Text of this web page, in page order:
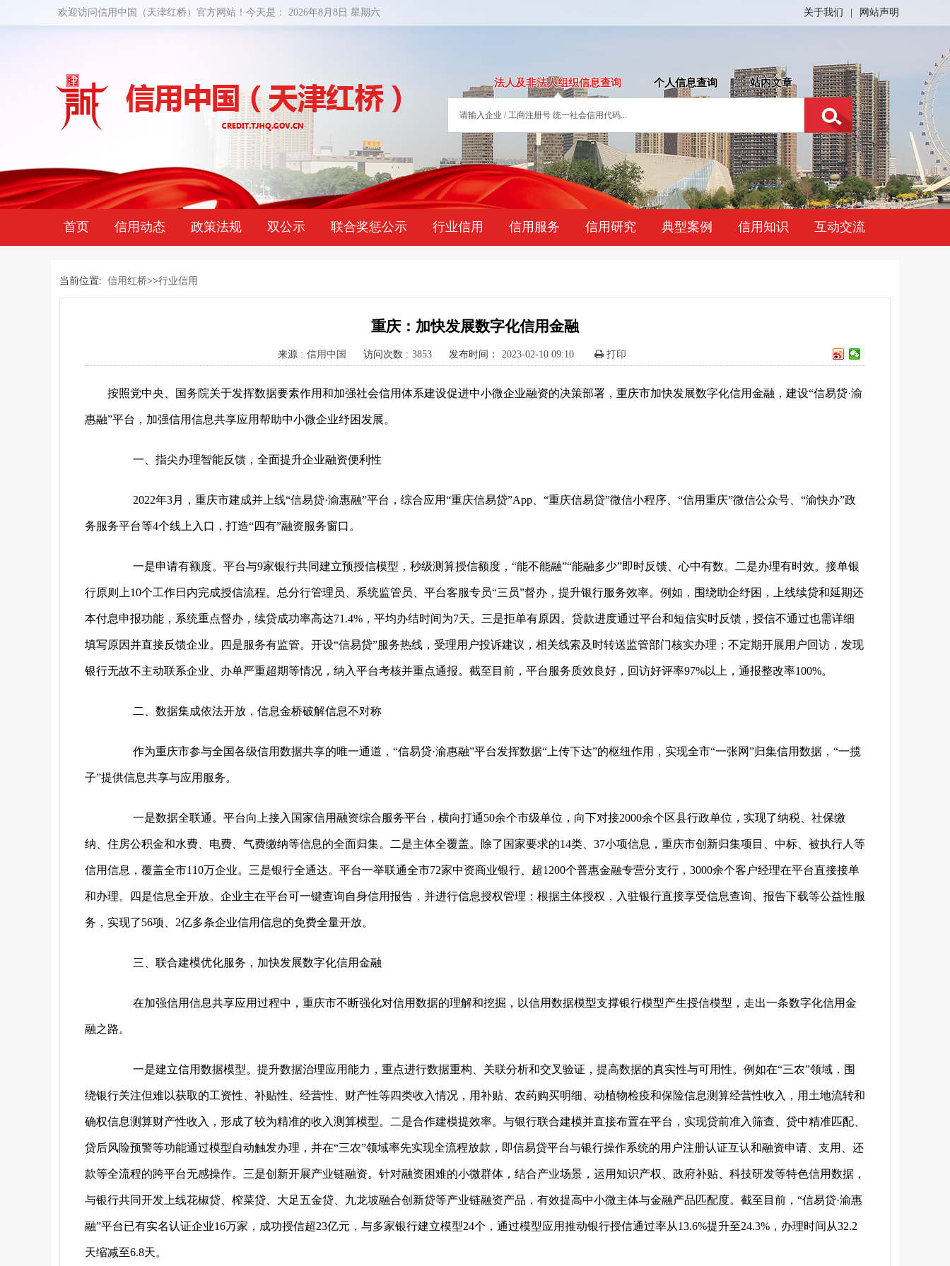
欢迎访问信用中国（天津红桥）官方网站！今天是： 2026年8月8日 星期六 关于我们 网站声明
法人及非法人组织信息查询 个人信息查询 站内文章
首页 信用动态 政策法规 双公示 联合奖惩公示 行业信用 信用服务 信用研究 典型案例 信用知识 互动交流
当前位置: 信用红桥>>行业信用
重庆：加快发展数字化信用金融
来源 : 信用中国 访问次数 : 3853 发布时间： 2023-02-10 09:10 打印
按照党中央、国务院关于发挥数据要素作用和加强社会信用体系建设促进中小微企业融资的决策部署，重庆市加快发展数字化信用金融，建设“信易贷·渝
惠融”平台，加强信用信息共享应用帮助中小微企业纾困发展。
一、指尖办理智能反馈，全面提升企业融资便利性
2022年3月，重庆市建成并上线“信易贷·渝惠融”平台，综合应用“重庆信易贷”App、“重庆信易贷”微信小程序、“信用重庆”微信公众号、“渝快办”政
务服务平台等4个线上入口，打造“四有”融资服务窗口。
一是申请有额度。平台与9家银行共同建立预授信模型，秒级测算授信额度，“能不能融”“能融多少”即时反馈、心中有数。二是办理有时效。接单银
行原则上10个工作日内完成授信流程。总分行管理员、系统监管员、平台客服专员“三员”督办，提升银行服务效率。例如，围绕助企纾困，上线续贷和延期还
本付息申报功能，系统重点督办，续贷成功率高达71.4%，平均办结时间为7天。三是拒单有原因。贷款进度通过平台和短信实时反馈，授信不通过也需详细
填写原因并直接反馈企业。四是服务有监管。开设“信易贷”服务热线，受理用户投诉建议，相关线索及时转送监管部门核实办理；不定期开展用户回访，发现
银行无故不主动联系企业、办单严重超期等情况，纳入平台考核并重点通报。截至目前，平台服务质效良好，回访好评率97%以上，通报整改率100%。
二、数据集成依法开放，信息金桥破解信息不对称
作为重庆市参与全国各级信用数据共享的唯一通道， “信易贷·渝惠融”平台发挥数据“上传下达”的枢纽作用，实现全市“一张网”归集信用数据，“一揽
子”提供信息共享与应用服务。
一是数据全联通。平台向上接入国家信用融资综合服务平台，横向打通50余个市级单位，向下对接2000余个区县行政单位，实现了纳税、社保缴
纳、住房公积金和水费、电费、气费缴纳等信息的全面归集。二是主体全覆盖。除了国家要求的14类、37小项信息，重庆市创新归集项目、中标、被执行人等
信用信息，覆盖全市110万企业。三是银行全通达。平台一举联通全市72家中资商业银行、超1200个普惠金融专营分支行，3000余个客户经理在平台直接接单
和办理。四是信息全开放。企业主在平台可一键查询自身信用报告，并进行信息授权管理；根据主体授权，入驻银行直接享受信息查询、报告下载等公益性服
务，实现了56项、2亿多条企业信用信息的免费全量开放。
三、联合建模优化服务，加快发展数字化信用金融
在加强信用信息共享应用过程中，重庆市不断强化对信用数据的理解和挖掘，以信用数据模型支撑银行模型产生授信模型，走出一条数字化信用金
融之路。
一是建立信用数据模型。提升数据治理应用能力，重点进行数据重构、关联分析和交叉验证，提高数据的真实性与可用性。例如在“三农”领域，围
绕银行关注但难以获取的工资性、补贴性、经营性、财产性等四类收入情况，用补贴、农药购买明细、动植物检疫和保险信息测算经营性收入，用土地流转和
确权信息测算财产性收入，形成了较为精准的收入测算模型。二是合作建模提效率。与银行联合建模并直接布置在平台，实现贷前准入筛查、贷中精准匹配、
贷后风险预警等功能通过模型自动触发办理，并在“三农”领域率先实现全流程放款，即信易贷平台与银行操作系统的用户注册认证互认和融资申请、支用、还
款等全流程的跨平台无感操作。三是创新开展产业链融资。针对融资困难的小微群体，结合产业场景，运用知识产权、政府补贴、科技研发等特色信用数据，
与银行共同开发上线花椒贷、榨菜贷、大足五金贷、九龙坡融合创新贷等产业链融资产品，有效提高中小微主体与金融产品匹配度。截至目前，“信易贷·渝惠
融”平台已有实名认证企业16万家，成功授信超23亿元，与多家银行建立模型24个，通过模型应用推动银行授信通过率从13.6%提升至24.3%，办理时间从32.2
天缩减至6.8天。